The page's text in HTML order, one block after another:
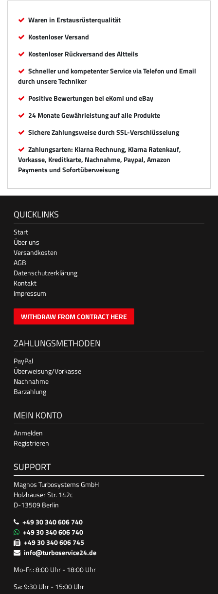
Waren in Erstausrüsterqualität
Kostenloser Versand
Kostenloser Rückversand des Altteils
Schneller und kompetenter Service via Telefon und Email
durch unsere Techniker
Positive Bewertungen bei eKomi und eBay
24 Monate Gewährleistung auf alle Produkte
Sichere Zahlungsweise durch SSL-Verschlüsselung
Zahlungsarten: Klarna Rechnung, Klarna Ratenkauf,
Vorkasse, Kreditkarte, Nachnahme, Paypal, Amazon
Payments und Sofortüberweisung
QUICKLINKS
Start
Über uns
Versandkosten
AGB
Datenschutzerklärung
Kontakt
Impressum
WITHDRAW FROM CONTRACT HERE
ZAHLUNGSMETHODEN
PayPal
Überweisung/Vorkasse
Nachnahme
Barzahlung
MEIN KONTO
Anmelden
Registrieren
SUPPORT
Magnos Turbosystems GmbH
Holzhauser Str. 142c
D-13509 Berlin
+49 30 340 606 740
+49 30 340 606 740
+49 30 340 606 745
info@turboservice24.de
Mo-Fr.: 8:00 Uhr - 18:00 Uhr
Sa: 9:30 Uhr - 15:00 Uhr